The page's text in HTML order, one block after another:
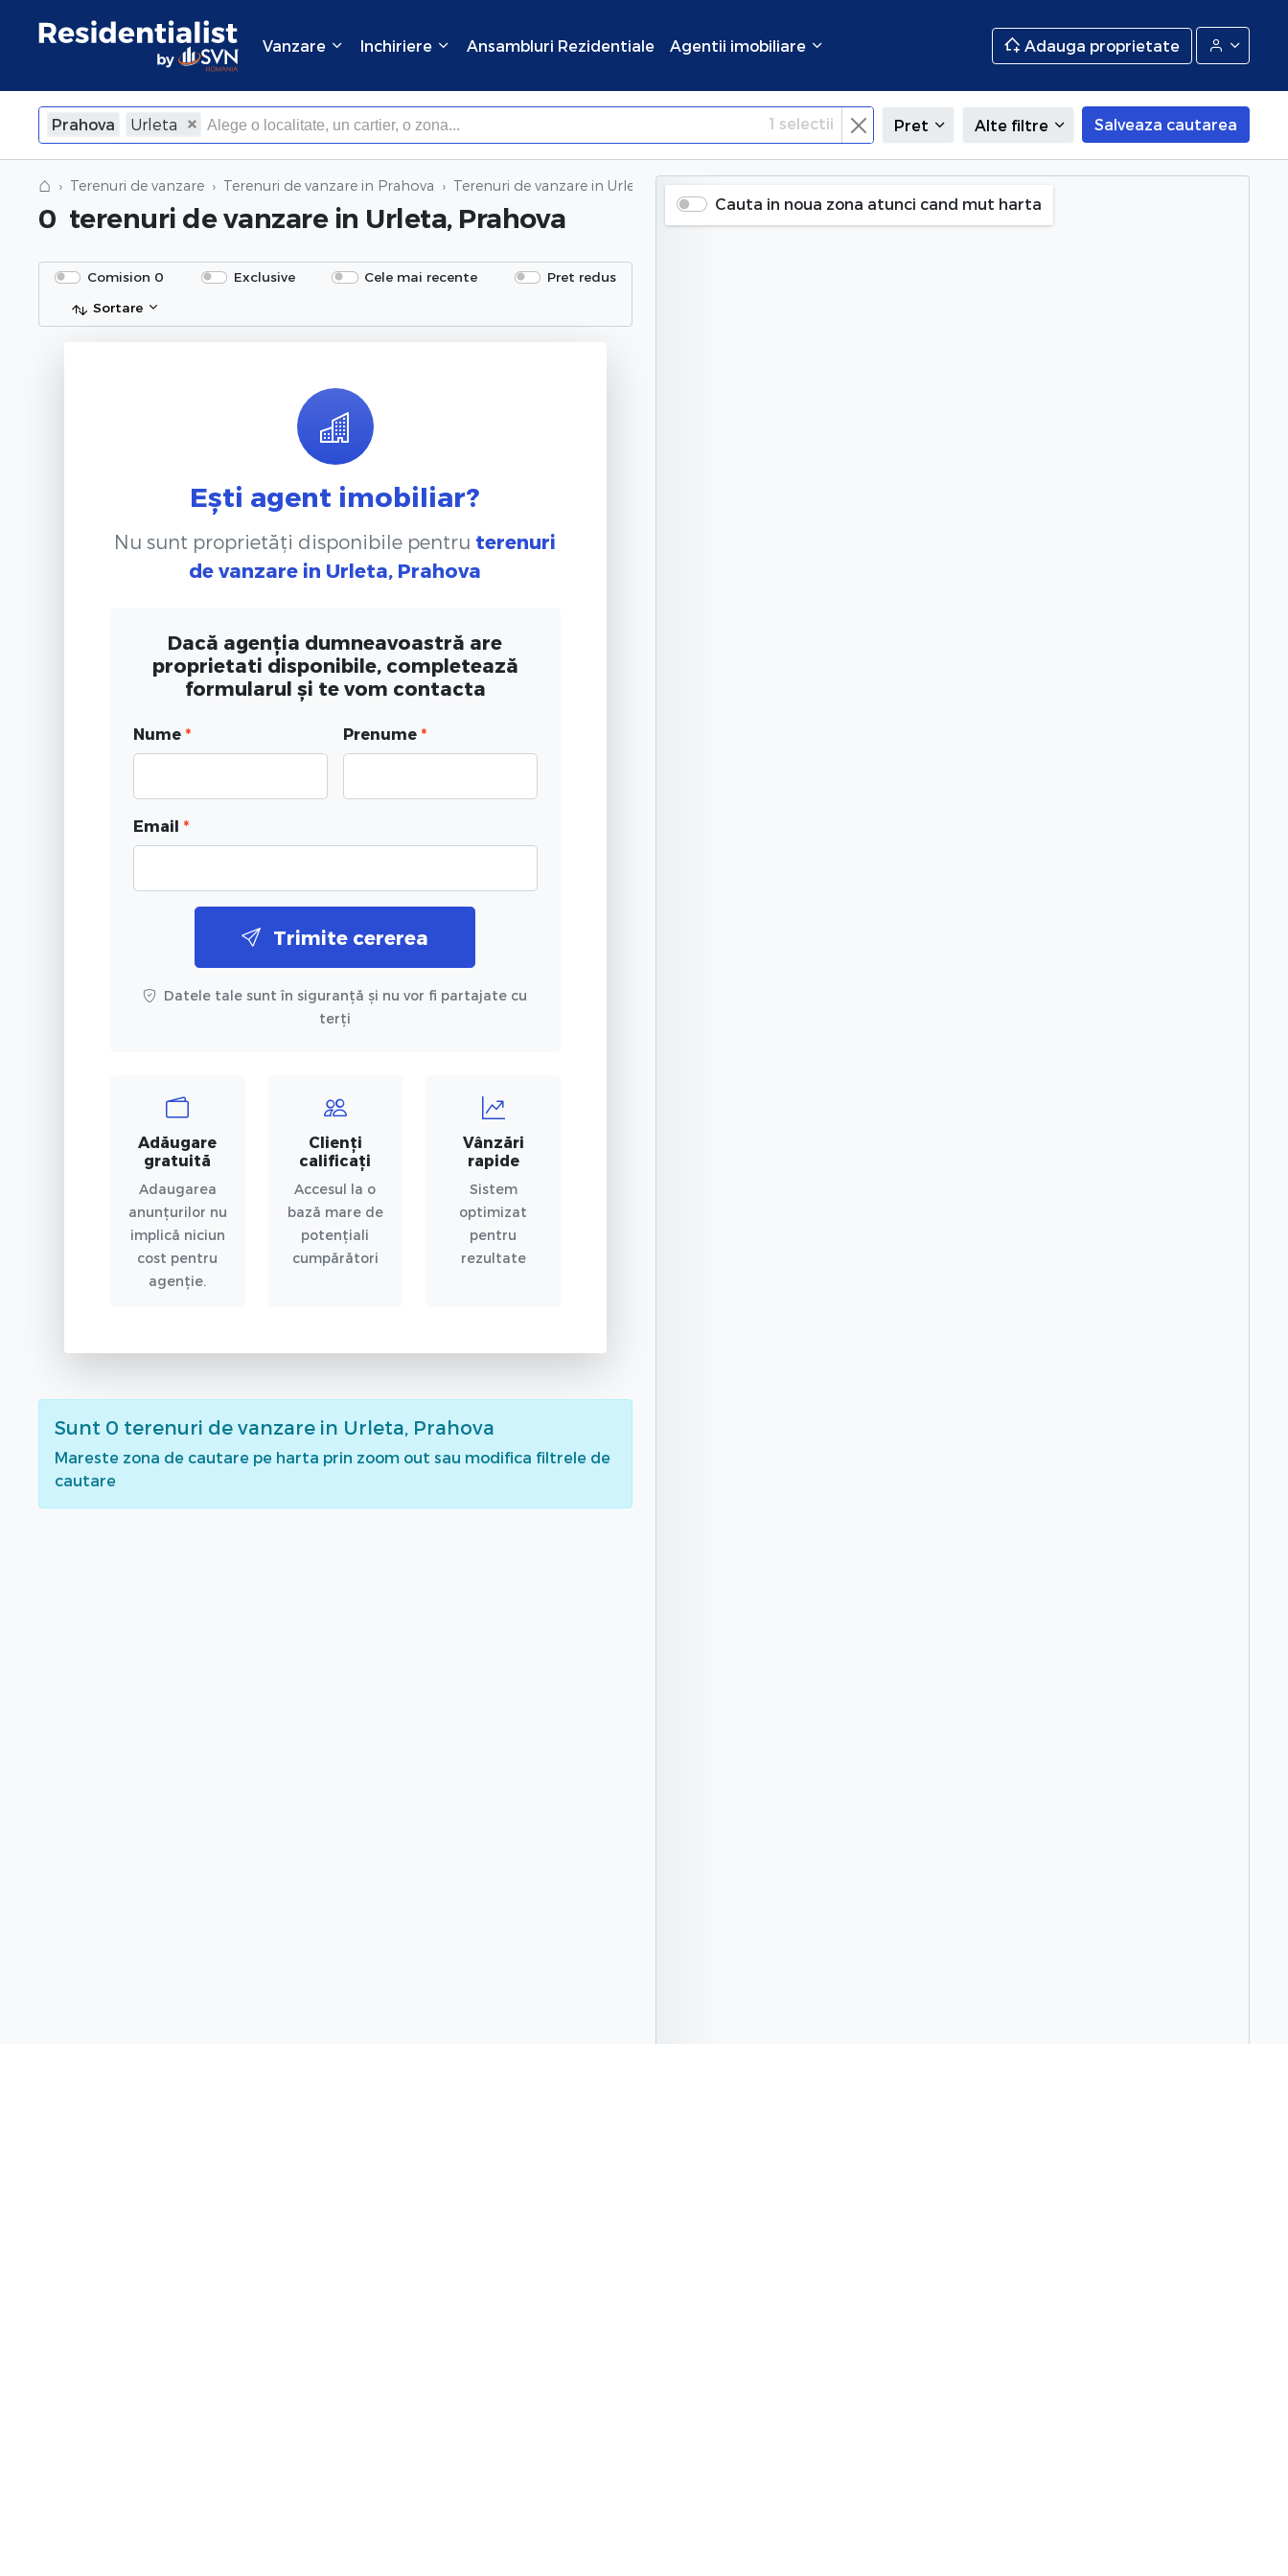
Vanzare Inchiriere Ansambluri Rezidentiale Agentii imobiliare Adauga proprietate
Prahova Urleta
×Inchide
1 selectii Pret Alte filtre Salveaza cautarea
⌂ Terenuri de vanzare Terenuri de vanzare in Prahova Terenuri de vanzare in Urleta, Prahova
0 terenuri de vanzare in Urleta, Prahova
Comision 0 Exclusive Cele mai recente
Pret redus
Sortare
Ești agent imobiliar?
Nu sunt proprietăți disponibile pentru terenuri
de vanzare in Urleta, Prahova
Dacă agenția dumneavoastră are
proprietati disponibile, completează
formularul și te vom contacta
Nume * Prenume *
Email *
Trimite cererea
Datele tale sunt în siguranță și nu vor fi partajate cu
terți
Adăugare
gratuită
Adaugarea
anunțurilor nu
implică niciun
cost pentru
agenție.
Clienți
calificați
Accesul la o
bază mare de
potențiali
cumpărători
Vânzări
rapide
Sistem
optimizat
pentru
rezultate
Sunt 0 terenuri de vanzare in Urleta, Prahova
Mareste zona de cautare pe harta prin zoom out sau modifica filtrele de
cautare
Cauta in noua zona atunci cand mut harta